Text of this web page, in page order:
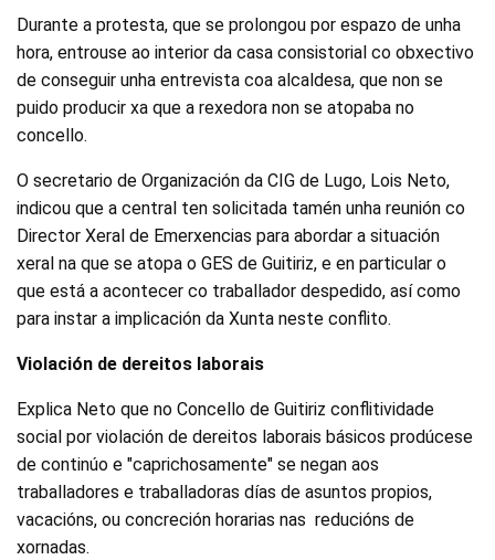
Durante a protesta, que se prolongou por espazo de unha
hora, entrouse ao interior da casa consistorial co obxectivo
de conseguir unha entrevista coa alcaldesa, que non se
puido producir xa que a rexedora non se atopaba no
concello.
O secretario de Organización da CIG de Lugo, Lois Neto,
indicou que a central ten solicitada tamén unha reunión co
Director Xeral de Emerxencias para abordar a situación
xeral na que se atopa o GES de Guitiriz, e en particular o
que está a acontecer co traballador despedido, así como
para instar a implicación da Xunta neste conflito.
Violación de dereitos laborais
Explica Neto que no Concello de Guitiriz conflitividade
social por violación de dereitos laborais básicos prodúcese
de continúo e "caprichosamente" se negan aos
traballadores e traballadoras días de asuntos propios,
vacacións, ou concreción horarias nas reducións de
xornadas.